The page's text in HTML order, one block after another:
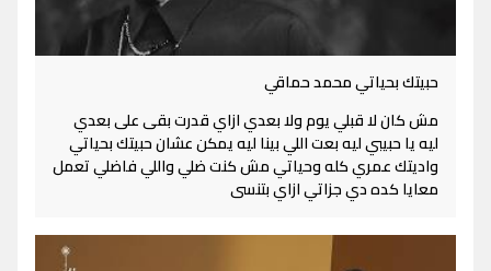
حبيتك بحياتي محمد حماقي
مش كان لا قبلي يوم ولا بعدي ازاي قدرت بقى على بعدي
ليه يا حبيبي ليه بعت اللي بينا ليه يمكن عشان حبيتك بحياتي
واديتك عمري كله وحياتي مش كنت ضلي واللي فاضلي تعمل
معايا كده دي جزاتي ازاي بتنسى